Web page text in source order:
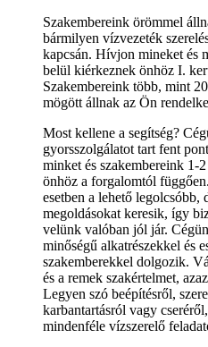
Szakembereink örömmel
bármilyen vízvezeték
kapcsán. Hívjon mineket és
belül kiérkeznek önhöz I.
Szakembereink több, mint
mögött állnak az Ön
Most kellene a segítség?
gyorsszolgálatot tart fent
minket és szakembereink 1-
önhöz a forgalomtól
esetben a lehető legolcsóbb,
megoldásokat keresik, így
velünk valóban jól jár.
minőségű alkatrészekkel és
szakemberekkel dolgozik.
és a remek szakértelmet,
Legyen szó beépítésről,
karbantartásról vagy
mindenféle vízszerelő